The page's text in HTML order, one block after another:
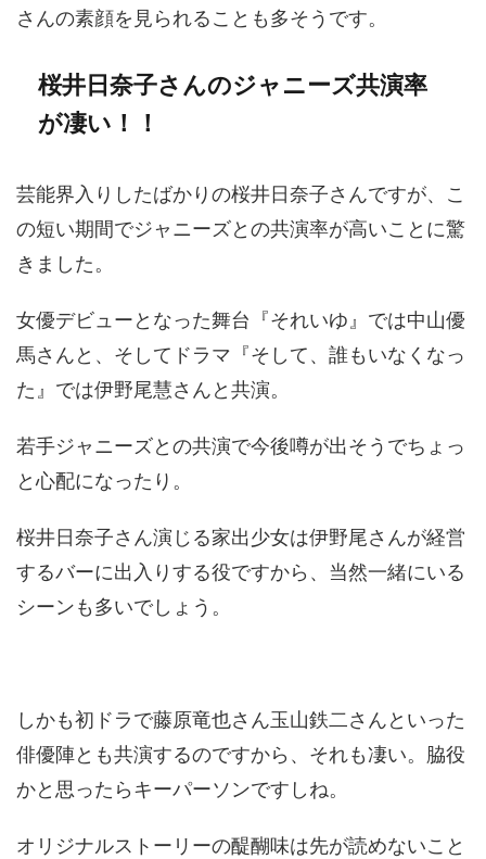
さんの素顔を見られることも多そうです。
桜井日奈子さんのジャニーズ共演率
が凄い！！
芸能界入りしたばかりの桜井日奈子さんですが、こ
の短い期間でジャニーズとの共演率が高いことに驚
きました。
女優デビューとなった舞台『それいゆ』では中山優
馬さんと、そしてドラマ『そして、誰もいなくなっ
た』では伊野尾慧さんと共演。
若手ジャニーズとの共演で今後噂が出そうでちょっ
と心配になったり。
桜井日奈子さん演じる家出少女は伊野尾さんが経営
するバーに出入りする役ですから、当然一緒にいる
シーンも多いでしょう。
しかも初ドラで藤原竜也さん玉山鉄二さんといった
俳優陣とも共演するのですから、それも凄い。脇役
かと思ったらキーパーソンですしね。
オリジナルストーリーの醍醐味は先が読めないこと